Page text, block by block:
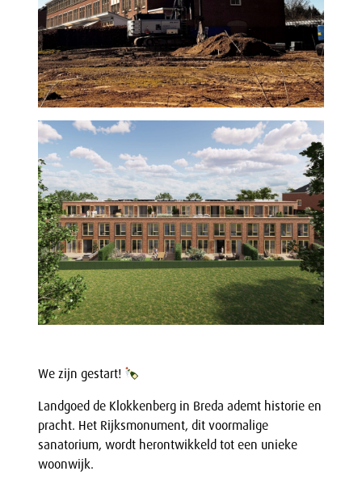
We zijn gestart!
Landgoed de Klokkenberg in Breda ademt historie en
pracht. Het Rijksmonument, dit voormalige
sanatorium, wordt herontwikkeld tot een unieke
woonwijk.